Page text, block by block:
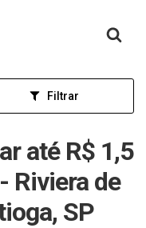
Filtrar
até R$ 1,5
Riviera de
SP